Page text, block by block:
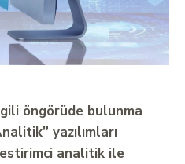
öngörüde bulunma
yazılımları
analitik ile